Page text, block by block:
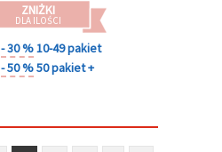
ZNIŻKI
DLA ILOŚCI
- 30 %10-49 pakiet
- 50 %50 pakiet +